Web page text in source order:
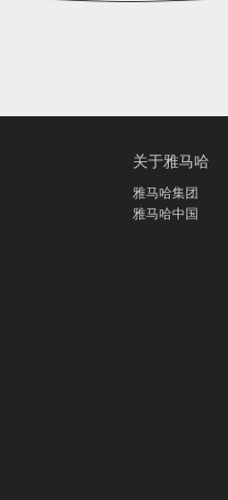
关于雅马哈
雅马哈集团
雅马哈中国